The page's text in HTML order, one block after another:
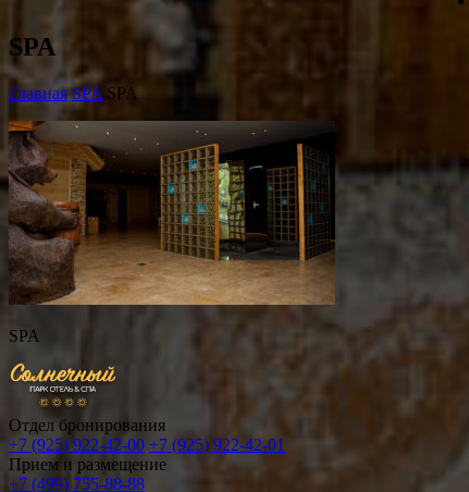
SPA
Главная SPA SPA
SPA
Отдел бронирования
+7 (925) 922-42-00 +7 (925) 922-42-01
Прием и размещение
+7 (499) 755-88-88